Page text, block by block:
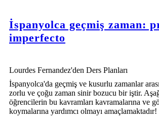
İspanyolca geçmiş zaman:
imperfecto
Lourdes Fernandez'den Ders Planları
İspanyolca'da geçmiş ve kusurlu zamanlar
zorlu ve çoğu zaman sinir bozucu bir iştir.
öğrencilerin bu kavramları kavramalarına ve
koymalarına yardımcı olmayı amaçlamaktadır!